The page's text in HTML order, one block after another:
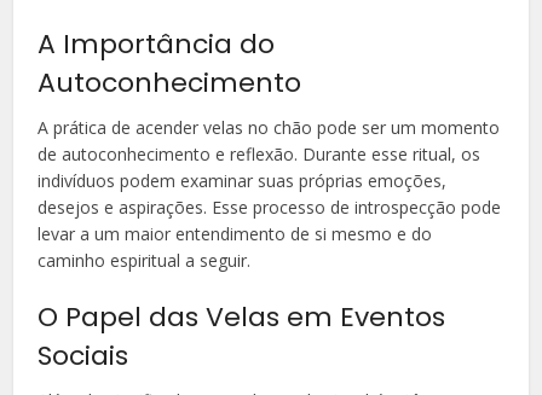
A Importância do
Autoconhecimento
A prática de acender velas no chão pode ser um momento
de autoconhecimento e reflexão. Durante esse ritual, os
indivíduos podem examinar suas próprias emoções,
desejos e aspirações. Esse processo de introspecção pode
levar a um maior entendimento de si mesmo e do
caminho espiritual a seguir.
O Papel das Velas em Eventos
Sociais